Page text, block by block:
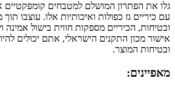
גלו את הפתרון המושלם למטבחים קומפקטיים
עם כיריים גז כפולות ואיכותיות אלו. עוצבו
ובטיחות, הכיריים מספקות חווית בישול אמינה
אישור מכון התקנים הישראלי, אתם יכולים
ובטיחות המוצר.
מאפיינים: